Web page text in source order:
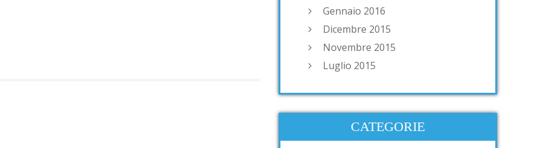
Gennaio 2016
Dicembre 2015
Novembre 2015
Luglio 2015
CATEGORIE